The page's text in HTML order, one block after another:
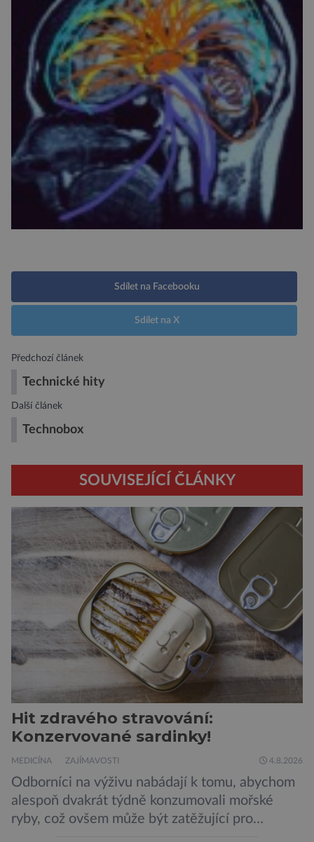
Sdílet na Facebooku
Sdílet na X
Předchozí článek
Technické hity
Další článek
Technobox
SOUVISEJÍCÍ ČLÁNKY
Hit zdravého stravování:
Konzervované sardinky!
MEDICÍNA ZAJÍMAVOSTI 4.8.2026
Odborníci na výživu nabádají k tomu, abychom
alespoň dvakrát týdně konzumovali mořské
ryby, což ovšem může být zatěžující pro